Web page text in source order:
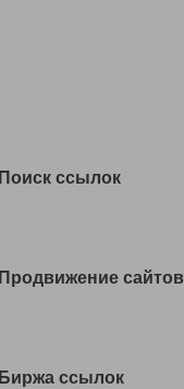
Поиск ссылок
Продвижение сайтов
Биржа ссылок